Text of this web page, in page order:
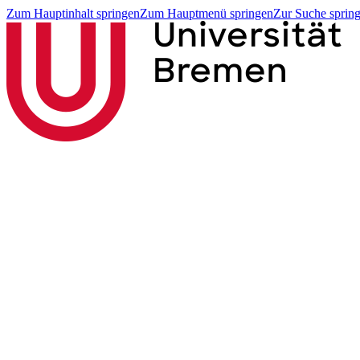
Zum Hauptinhalt springenZum Hauptmenü springenZur Suche